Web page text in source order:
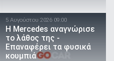
5 Αυγούστου 2026 09:00
Η Mercedes αναγνώρισε
το λάθος της -
Επαναφέρει τα φυσικά
κουμπιά